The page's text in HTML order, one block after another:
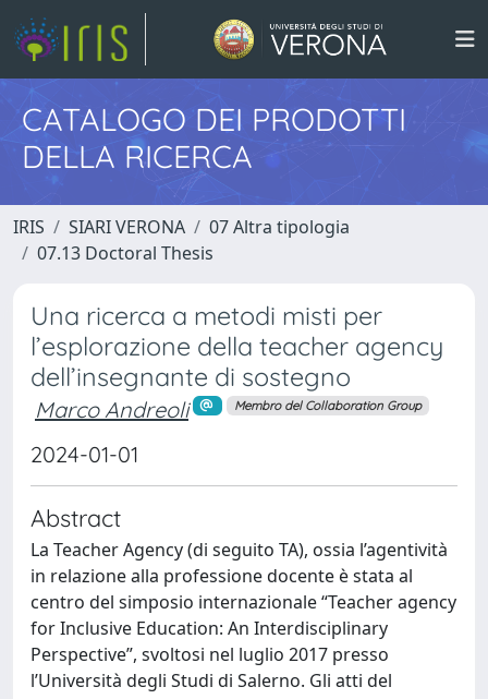
CATALOGO DEI PRODOTTI
DELLA RICERCA
IRIS SIARI VERONA
07 Altra tipologia
07.13 Doctoral Thesis
Una ricerca a metodi misti per
l’esplorazione della teacher agency
dell’insegnante di sostegno
Marco Andreoli Membro del Collaboration Group
2024-01-01
Abstract
La Teacher Agency (di seguito TA), ossia l’agentività
in relazione alla professione docente è stata al
centro del simposio internazionale “Teacher agency
for Inclusive Education: An Interdisciplinary
Perspective”, svoltosi nel luglio 2017 presso
l’Università degli Studi di Salerno. Gli atti del